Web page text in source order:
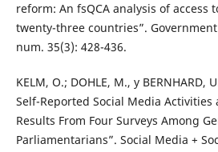
reform: An fsQCA analysis of access
twenty-three countries”.
num. 35(3): 428-436.
KELM, O.; DOHLE, M., y BERNHARD,
Self-Reported Social Media Activities
Results From Four Surveys Among
Parliamentarians”. Social Media +